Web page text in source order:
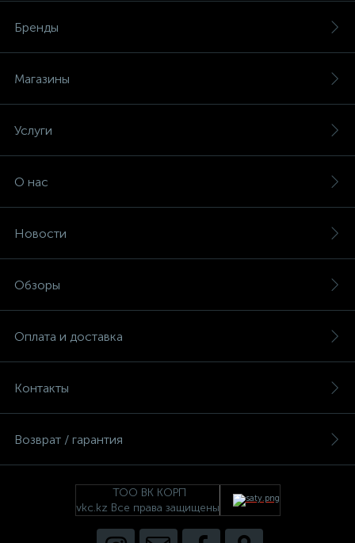
Бренды
Магазины
Услуги
О нас
Новости
Обзоры
Оплата и доставка
Контакты
Возврат / гарантия
ТОО ВК КОРП
vkc.kz Все права защищены